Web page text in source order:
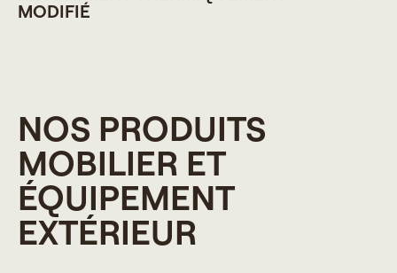
MODIFIÉ
NOS PRODUITS
MOBILIER ET
ÉQUIPEMENT
EXTÉRIEUR